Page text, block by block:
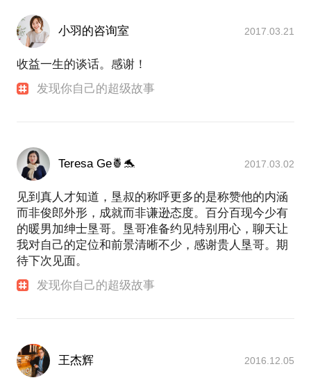
小羽的咨询室 2017.03.21
收益一生的谈话。感谢！
发现你自己的超级故事
Teresa Ge🍍🐬 2017.03.02
见到真人才知道，垦叔的称呼更多的是称赞他的内涵
而非俊郎外形，成就而非谦逊态度。百分百现今少有
的暖男加绅士垦哥。垦哥准备约见特别用心，聊天让
我对自己的定位和前景清晰不少，感谢贵人垦哥。期
待下次见面。
发现你自己的超级故事
王杰辉 2016.12.05